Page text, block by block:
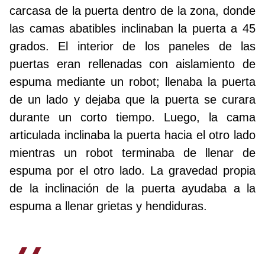
carcasa de la puerta dentro de la zona, donde
las camas abatibles inclinaban la puerta a 45
grados. El interior de los paneles de las
puertas eran rellenadas con aislamiento de
espuma mediante un robot; llenaba la puerta
de un lado y dejaba que la puerta se curara
durante un corto tiempo. Luego, la cama
articulada inclinaba la puerta hacia el otro lado
mientras un robot terminaba de llenar de
espuma por el otro lado. La gravedad propia
de la inclinación de la puerta ayudaba a la
espuma a llenar grietas y hendiduras.